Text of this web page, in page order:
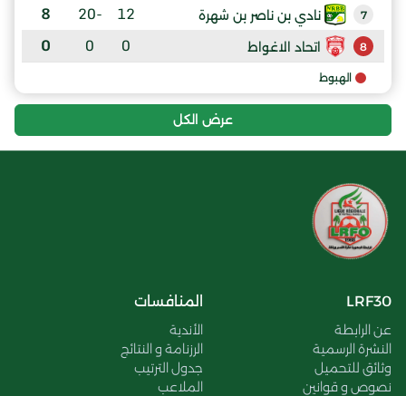
7 نادي بن ناصر بن شهرة 12
-20
8
8 اتحاد الاغواط 0
0
0
الهبوط
عرض الكل
LRF30
عن الرابطة
النشرة الرسمية
وثائق للتحميل
نصوص و قوانين
المنافسات
الأندية
الرزنامة و النتائج
جدول الترتيب
الملاعب